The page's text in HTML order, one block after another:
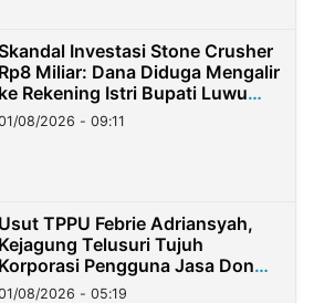
Investasi Stone Crusher
Rp8 Miliar: Dana Diduga Mengalir
ke Rekening Istri Bupati Luwu
08/2026 - 09:11
Usut TPPU Febrie Adriansyah,
Kejagung Telusuri Tujuh
Korporasi Pengguna Jasa Don
Ritto08/2026 - 05:19